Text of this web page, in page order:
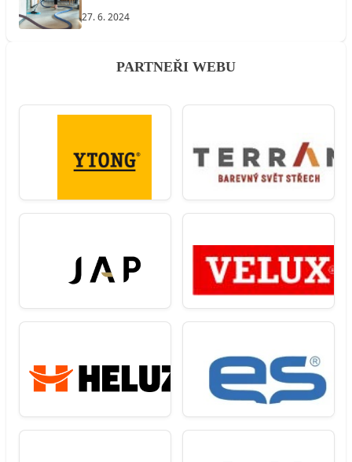
27. 6. 2024
PARTNEŘI WEBU